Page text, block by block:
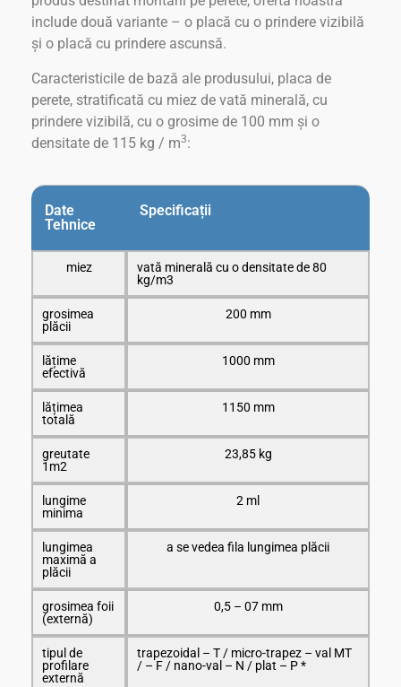
include două variante – o placă cu o prindere vizibilă
și o placă cu prindere ascunsă.
Caracteristicile de bază ale produsului, placa de
perete, stratificată cu miez de vată minerală, cu
prindere vizibilă, cu o grosime de 100 mm și o
densitate de 115 kg / m3:
Date
Tehnice
Specificații
miez
vată minerală cu o densitate de 80
kg/m3
grosimea
plăcii
200 mm
lățime
efectivă
1000 mm
lățimea
totală
1150 mm
greutate
1m2
23,85 kg
lungime
minima
2 ml
lungimea
maximă a
plăcii
a se vedea fila lungimea plăcii
grosimea foii
(externă)
0,5 – 07 mm
tipul de
profilare
externă
trapezoidal – T / micro-trapez – val MT
/ – F / nano-val – N / plat – P *